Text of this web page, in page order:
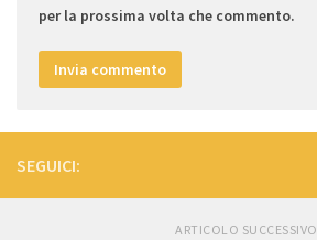
per la prossima volta che commento.
SEGUICI:
ARTICOLO SUCCESSIVO